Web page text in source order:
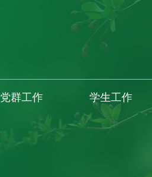
党群工作 学生工作